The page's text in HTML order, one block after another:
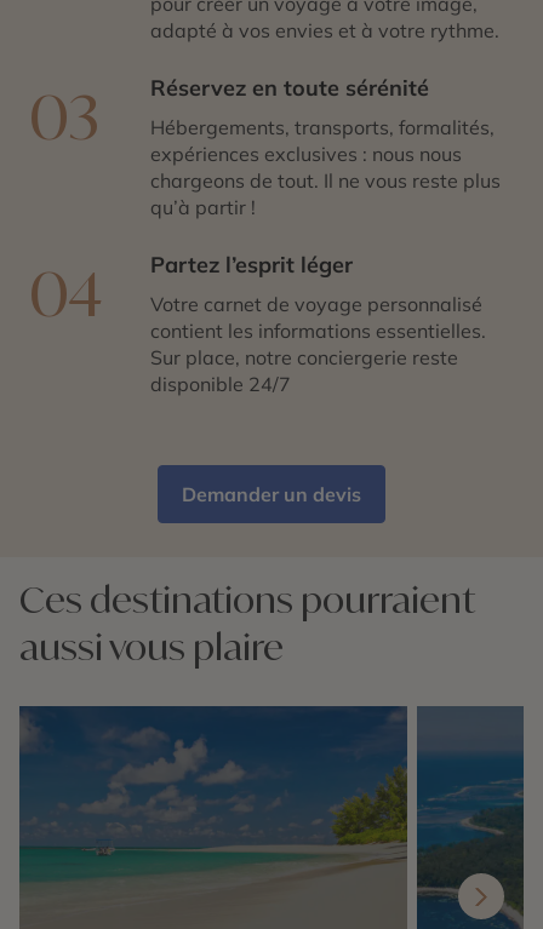
adapté à vos envies et à votre rythme.
03 Réservez en toute sérénité
Hébergements, transports, formalités,
expériences exclusives : nous nous
chargeons de tout. Il ne vous reste plus
qu’à partir !
04 Partez l’esprit léger
Votre carnet de voyage personnalisé
contient les informations essentielles.
Sur place, notre conciergerie reste
disponible 24/7
Demander un devis
Ces destinations pourraient
aussi vous plaire